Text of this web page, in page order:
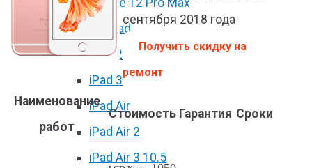
Ремонт iPad
iPad 2
iPad 3/4
iPad Air
iPad Air 2
iPad Air 3 10.5
сентября 2018 года
Получить скидку на
ремонт
Наименование
работ
Стоимость Гарантия Сроки